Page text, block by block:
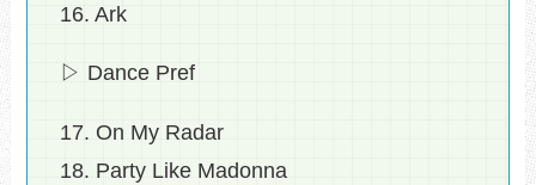
16. Ark
▷ Dance Pref
17. On My Radar
18. Party Like Madonna